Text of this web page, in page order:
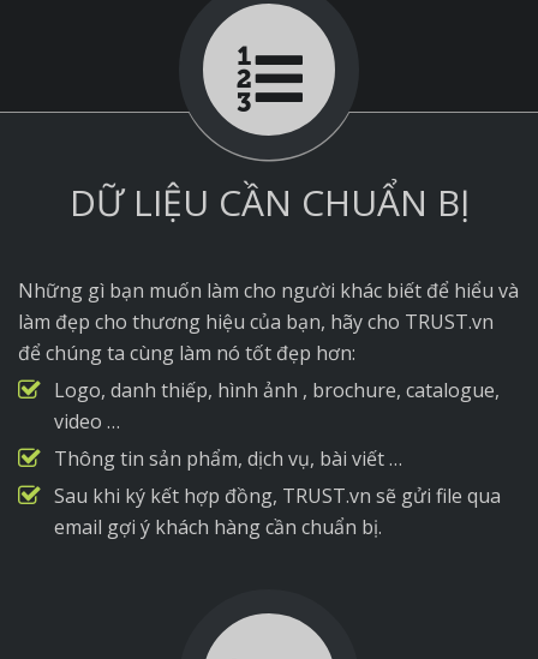
DỮ LIỆU CẦN CHUẨN BỊ
Những gì bạn muốn làm cho người khác biết để hiểu và
làm đẹp cho thương hiệu của bạn, hãy cho TRUST.vn
để chúng ta cùng làm nó tốt đẹp hơn:
Logo, danh thiếp, hình ảnh , brochure, catalogue,
video …
Thông tin sản phẩm, dịch vụ, bài viết …
Sau khi ký kết hợp đồng, TRUST.vn sẽ gửi file qua
email gợi ý khách hàng cần chuẩn bị.